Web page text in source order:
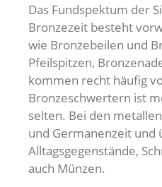
Das Fundspektum der
Bronzezeit besteht
wie Bronzebeilen und
Pfeilspitzen,
kommen recht häufig
Bronzeschwertern ist
selten. Bei den
und Germanenzeit und
Alltagsgegenstände,
auch Münzen.